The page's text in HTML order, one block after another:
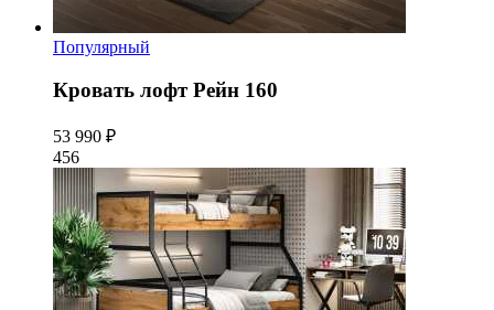
Популярный
Кровать лофт Рейн 160
53 990 ₽
456